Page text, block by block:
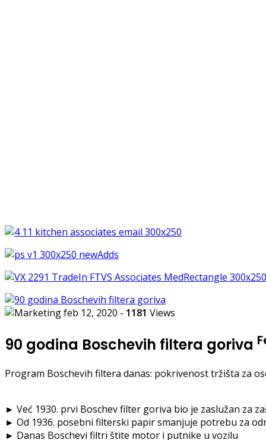
feb 12, 2020 - 1181 Views
90 godina Boschevih filtera goriva
Program Boschevih filtera danas: pokrivenost tržišta za
► Već 1930. prvi Boschev filter goriva bio je zaslužan za
► Od 1936. posebni filterski papir smanjuje potrebu za
► Danas Boschevi filtri štite motor i putnike u vozilu